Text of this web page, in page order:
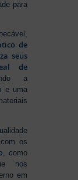
para
de
seus
de
a
e uma
os
, como
nos
em